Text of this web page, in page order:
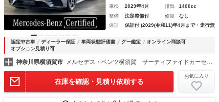
車検
2029年4月 排気
1400cc
整備
法定整備付 修復
なし
保証
保証付 (2029(令和11)年4月まで・走行無
認定中古車 ディーラー保証 車両状態評価書 グー鑑定
オンライン商談可
オプション見積り可
神奈川県横須賀市 メルセデス・ベンツ横須賀 サーティファイドカーセンター （株）シュテルン世田谷
在庫を確認・見積り依頼する
お気に入り